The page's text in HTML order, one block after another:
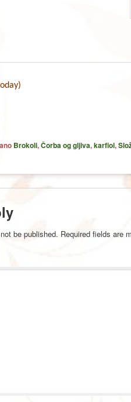
Brokoli,Čorba og gljiva,karfiol,
be published. Required fields are